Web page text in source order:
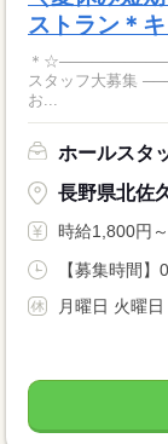
ストラン＊
＊☆──────────
スタッフ大募集
お...
ホールスタ
長野県北佐
時給1,800円～
【募集時間
月曜日 火曜